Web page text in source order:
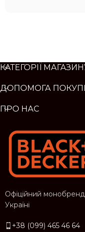
КАТЕГОРІЇ
ДОПОМОГА
ПРО НАС
Офіційний
Україні
+38 (099) 465 46 64